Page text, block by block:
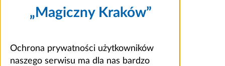
„Magiczny Kraków”
Ochrona prywatności użytkowników
naszego serwisu ma dla nas bardzo